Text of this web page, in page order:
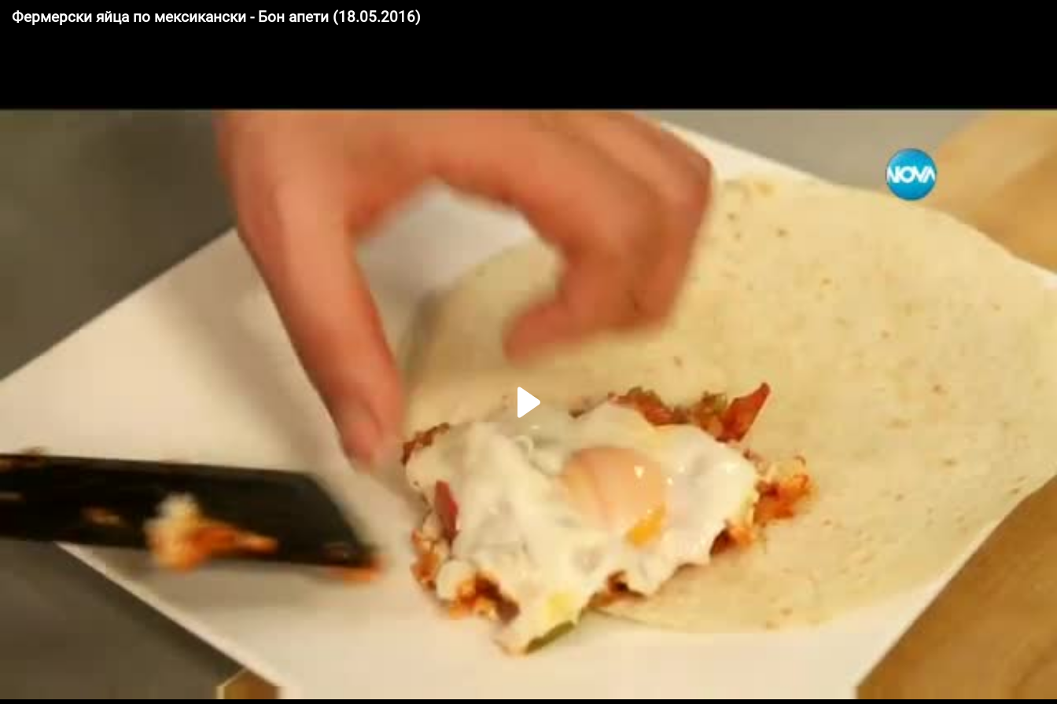
Фермерски яйца по мексикански - Бон апети (18.05.2016)